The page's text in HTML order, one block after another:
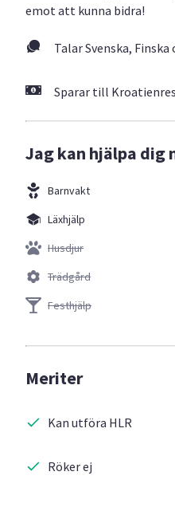
emot att kunna bidra!
Talar Svenska, Finska
Sparar till
Jag kan hjälpa dig
Barnvakt
Läxhjälp
Husdjur
Trädgård
Festhjälp
Meriter
Kan utföra HLR
Röker ej